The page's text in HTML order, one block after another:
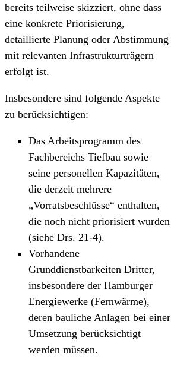
bereits teilweise skizziert, ohne dass
eine konkrete Priorisierung,
detaillierte Planung oder Abstimmung
mit relevanten Infrastrukturträgern
erfolgt ist.
Insbesondere sind folgende Aspekte
zu berücksichtigen:
Das Arbeitsprogramm des
Fachbereichs Tiefbau sowie
seine personellen Kapazitäten,
die derzeit mehrere
„Vorratsbeschlüsse“ enthalten,
die noch nicht priorisiert wurden
(siehe Drs. 21‑4).
Vorhandene
Grunddienstbarkeiten Dritter,
insbesondere der Hamburger
Energiewerke (Fernwärme),
deren bauliche Anlagen bei einer
Umsetzung berücksichtigt
werden müssen.